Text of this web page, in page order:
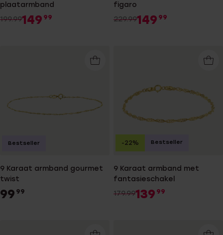
plaatarmband
199.99149 99
figaro
229.99149 99
9 Karaat armband gourmet
twist
99 99
Bestseller
9 Karaat armband met
fantasieschakel
179.99139 99
-22% Bestseller